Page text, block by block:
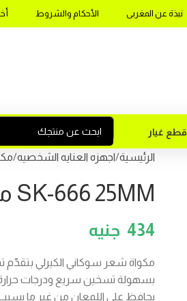
نبذة عن المغربى الأحكام والشروط
قطع غيار
الرئيسية اجهزه العنايه الشخصيه
SK-666 25MM مكواه شعر سوكانى كيرلى
434
مكواة شعر سوكاني الكيرلي بتقدّم
بسهولة تسخين سريع ودرجات
يحافظ على اللمعان من غير ما